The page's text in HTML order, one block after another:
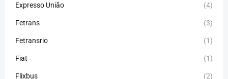
Expresso União (4)
Fetrans (3)
Fetransrio (1)
Fiat (1)
Flixbus (2)